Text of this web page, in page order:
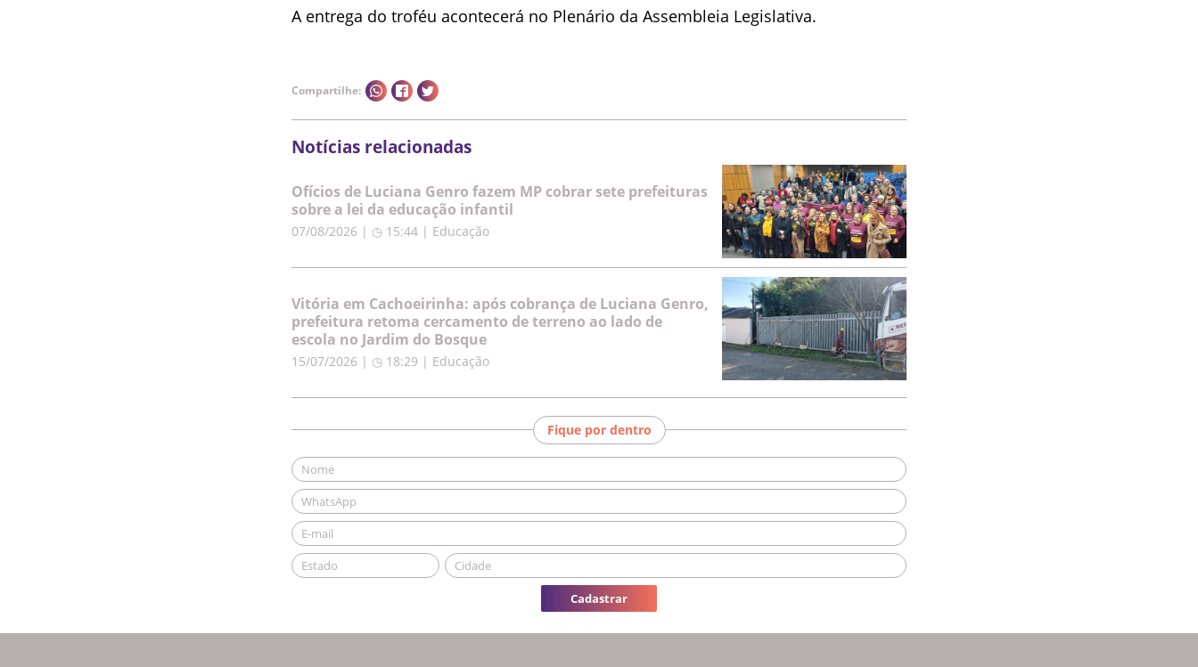
A entrega do troféu acontecerá no Plenário da Assembleia Legislativa.
Compartilhe:
Notícias relacionadas
Ofícios de Luciana Genro fazem MP cobrar sete prefeituras
sobre a lei da educação infantil
07/08/2026 | ◷ 15:44 | Educação
Vitória em Cachoeirinha: após cobrança de Luciana Genro,
prefeitura retoma cercamento de terreno ao lado de
escola no Jardim do Bosque
15/07/2026 | ◷ 18:29 | Educação
Fique por dentro
Cadastrar